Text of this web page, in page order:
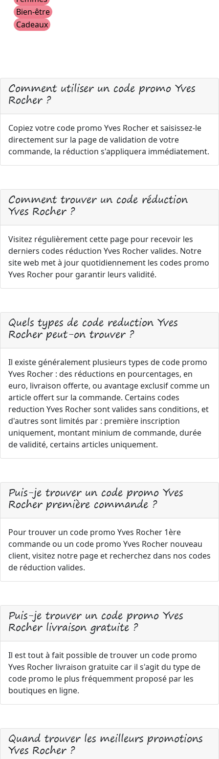
Bien-être
Cadeaux
Comment utiliser un code promo Yves
Rocher ?
Copiez votre code promo Yves Rocher et saisissez-le
directement sur la page de validation de votre
commande, la réduction s'appliquera immédiatement.
Comment trouver un code réduction
Yves Rocher ?
Visitez régulièrement cette page pour recevoir les
derniers codes réduction Yves Rocher valides. Notre
site web met à jour quotidiennement les codes promo
Yves Rocher pour garantir leurs validité.
Quels types de code reduction Yves
Rocher peut-on trouver ?
Il existe généralement plusieurs types de code promo
Yves Rocher : des réductions en pourcentages, en
euro, livraison offerte, ou avantage exclusif comme un
article offert sur la commande. Certains codes
reduction Yves Rocher sont valides sans conditions, et
d'autres sont limités par : première inscription
uniquement, montant minium de commande, durée
de validité, certains articles uniquement.
Puis-je trouver un code promo Yves
Rocher première commande ?
Pour trouver un code promo Yves Rocher 1ère
commande ou un code promo Yves Rocher nouveau
client, visitez notre page et recherchez dans nos codes
de réduction valides.
Puis-je trouver un code promo Yves
Rocher livraison gratuite ?
Il est tout à fait possible de trouver un code promo
Yves Rocher livraison gratuite car il s'agit du type de
code promo le plus fréquemment proposé par les
boutiques en ligne.
Quand trouver les meilleurs promotions
Yves Rocher ?